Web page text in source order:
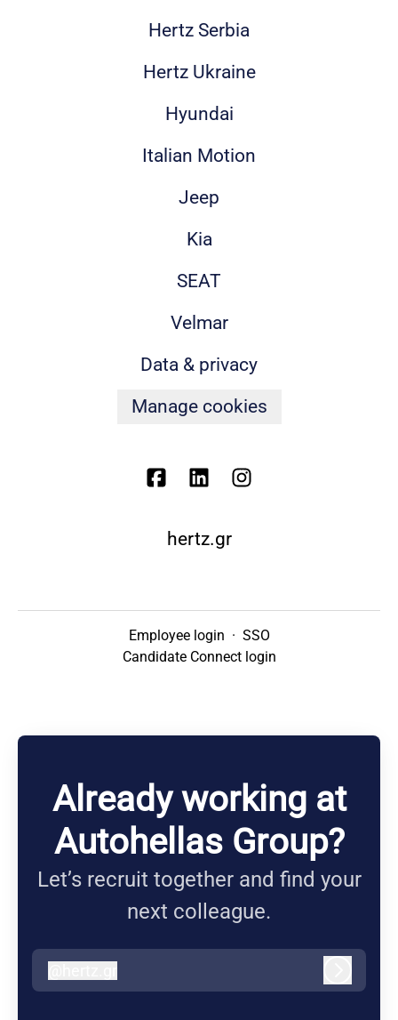
Hertz Serbia
Hertz Ukraine
Hyundai
Italian Motion
Jeep
Kia
SEAT
Velmar
Data & privacy
Manage cookies
hertz.gr
Employee login · SSO
Candidate Connect login
Already working at
Autohellas Group?
Let’s recruit together and find your
next colleague.
hertz.gr